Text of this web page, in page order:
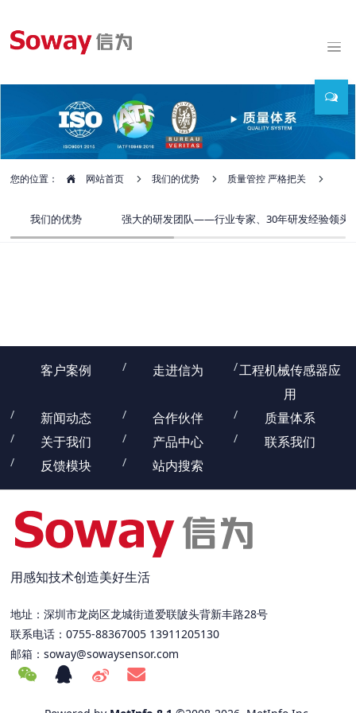
您的位置： 网站首页 我们的优势 质量管控 严格把关
我们的优势 强大的研发团队——行业专家、30年研发经验领头
客户案例 走进信为
工程机械传感器应
用
新闻动态
合作伙伴
质量体系
关于我们
产品中心
联系我们
反馈模块
站内搜索
用感知技术创造美好生活
地址：深圳市龙岗区龙城街道爱联陂头背新丰路28号
联系电话：0755-88367005 13911205130
邮箱：soway@sowaysensor.com